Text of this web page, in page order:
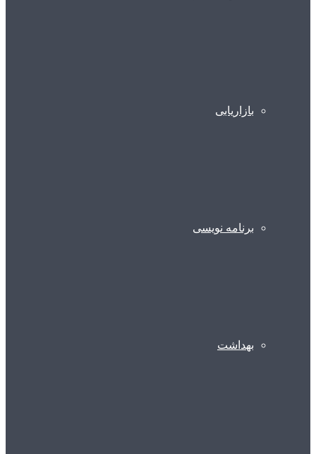
بازاریابی
برنامه نویسی
بهداشت